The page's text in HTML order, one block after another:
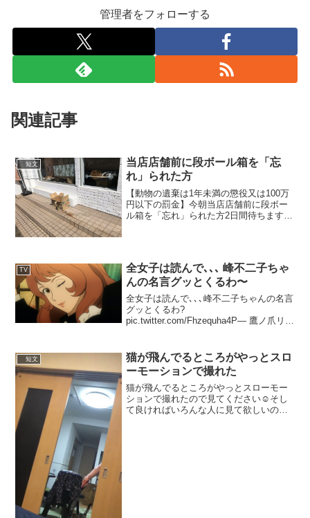
管理者をフォローする
関連記事
短文
当店店舗前に段ボール箱を「忘
れ」られた方
【動物の遺棄は1年未満の懲役又は100万
円以下の罰金】今朝当店店舗前に段ボー
ル箱を「忘れ」られた方2日間待ちますお
TV
全女子は読んで､､､ 峰不二子ちゃ
んの名言グッとくるわ〜
全女子は読んで､､､峰不二子ちゃんの名言
グッとくるわ?
pic.twitter.com/Fhzequha4P— 鷹ノ爪リリ
短文
猫が飛んでるところがやっとスロ
ーモーションで撮れた
猫が飛んでるところがやっとスローモー
ションで撮れたので見てください☺️そし
て良ければいろんな人に見て欲しいので